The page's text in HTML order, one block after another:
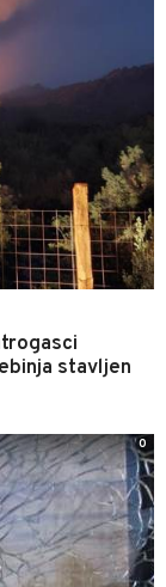
stavljen
0